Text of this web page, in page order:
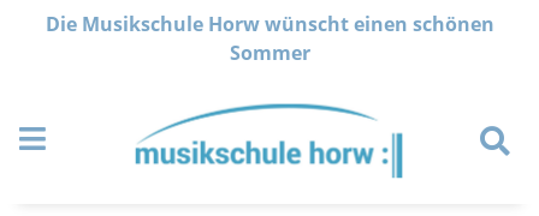
Navigation überspringen
Die Musikschule Horw wünscht einen schönen
Sommer